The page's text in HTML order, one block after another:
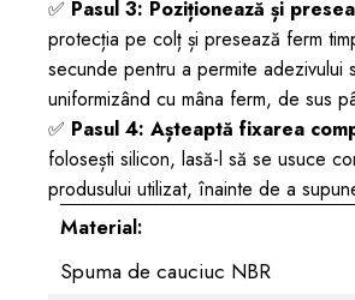
✅ Pasul 3: Poziționează și
protecția pe colț și presează ferm
secunde pentru a permite adezivului
uniformizând cu mâna ferm, de sus
✅ Pasul 4: Așteaptă fixarea
folosești silicon, lasă-l să se usuce
produsului utilizat, înainte de a
Material:
Spuma de cauciuc NBR